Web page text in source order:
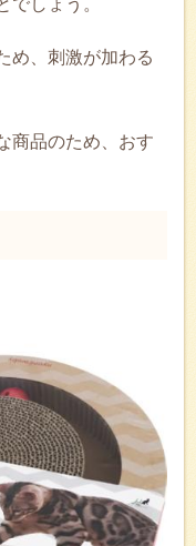
でしょう。
め、刺激が加わる
商品のため、おす